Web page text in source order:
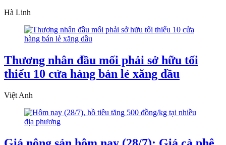
Hà Linh
Thương nhân đầu mối phải sở hữu tối
thiểu 10 cửa hàng bán lẻ xăng dầu
Việt Anh